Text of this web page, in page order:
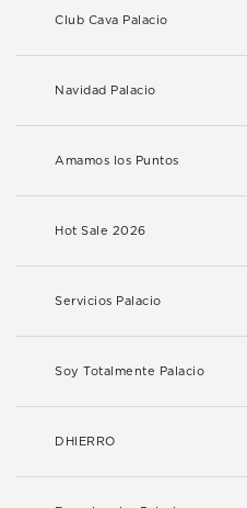
Club Cava Palacio
Navidad Palacio
Amamos los Puntos
Hot Sale 2026
Servicios Palacio
Soy Totalmente Palacio
DHIERRO